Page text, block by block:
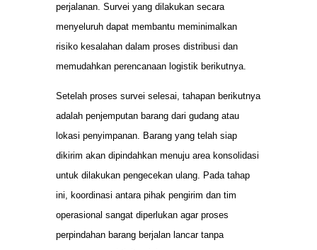
perjalanan. Survei yang dilakukan secara
menyeluruh dapat membantu meminimalkan
risiko kesalahan dalam proses distribusi dan
memudahkan perencanaan logistik berikutnya.
Setelah proses survei selesai, tahapan berikutnya
adalah penjemputan barang dari gudang atau
lokasi penyimpanan. Barang yang telah siap
dikirim akan dipindahkan menuju area konsolidasi
untuk dilakukan pengecekan ulang. Pada tahap
ini, koordinasi antara pihak pengirim dan tim
operasional sangat diperlukan agar proses
perpindahan barang berjalan lancar tanpa